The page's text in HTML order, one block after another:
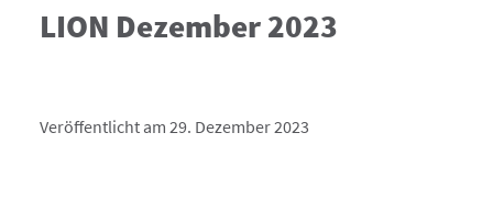
LION Dezember 2023
Veröffentlicht am 29. Dezember 2023